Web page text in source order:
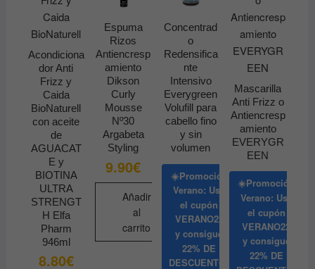
de
producto
Las
opciones
se
pueden
elegir
en
la
página
de
producto
Acondiciona
dor Anti
Frizz y
Caida
BioNaturell
con aceite
de
AGUACAT
E y
BIOTINA
ULTRA
STRENGT
H Elfa
Pharm
946ml
8.80€
Espuma
Rizos
Antiencresp
amiento
Dikson
Curly
Mousse
Nº30
Argabeta
Styling
9.90€
Añadir
al
carrito
Concentrad
o
Redensifica
nte
Intensivo
Everygreen
Volufill para
cabello fino
y sin
volumen
☀️Promoción
Verano: Usa
el cupón
VERANO22
y consigue
22% DE
DESCUENTO
Mascarilla
Anti Frizz o
Antiencresp
amiento
EVERYGR
EEN
☀️Promoción
Verano: Usa
el cupón
VERANO22
y consigue
22% DE